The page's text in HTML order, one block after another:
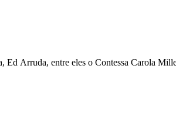
Arruda, entre eles o Contessa